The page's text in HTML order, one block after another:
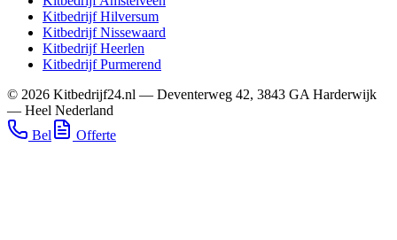
KitbedrijfHilversum
KitbedrijfNissewaard
KitbedrijfHeerlen
KitbedrijfPurmerend
© 2026 Kitbedrijf24.nl — Deventerweg 42, 3843 GA Harderwijk
— Heel Nederland
Bel
Offerte